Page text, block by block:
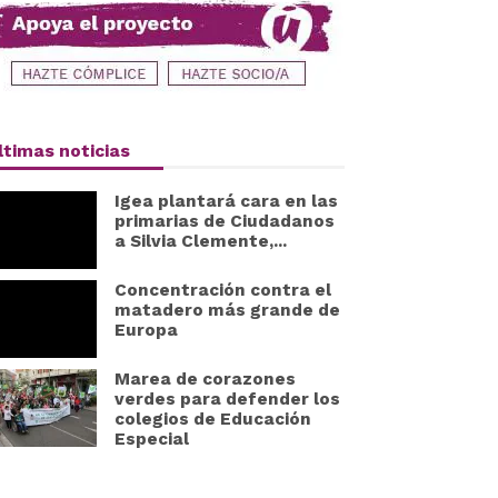
noticias
Igea plantará cara en las
primarias de Ciudadanos
a Silvia Clemente,...
Concentración contra el
matadero más grande de
Europa
Marea de corazones
verdes para defender los
colegios de Educación
Especial